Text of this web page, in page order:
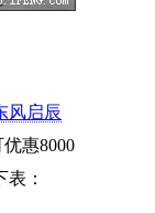
风启辰
惠8000
：